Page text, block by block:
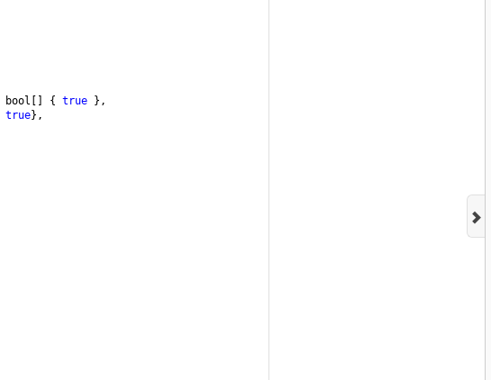
bool [] { true },
true},